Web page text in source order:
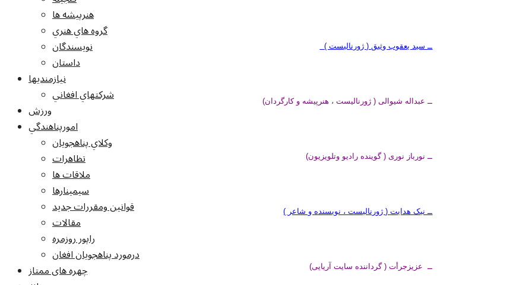
هنرپيشه ها
گروه هاي هنري
نويسندگان
داستان
نيازمنديها
شرکتهاي افغاني
ورزش
امورپناهندگي
وکلاي پناهجويان
تظاهرات
ملاقات ها
سيمينارها
قوانين ومقررات جديد
مقالات
راپور روزمره
درمورد پناهجويان افغان
چهره های ممتاز
ــ سید یعقوب وثیق ( ژورنالیست )
ــ عبداله شیوالی ( ژورنالیست ، هنرپیشه و کارگردان)
ــ نورباز نوری ( گوینده رادیو وتلویزیون)
ــ نيک هدايت ( ژورناليست ، نويسنده و شاعر )
ــ عزيزجرأت ( گرداننده سایت آریایی)